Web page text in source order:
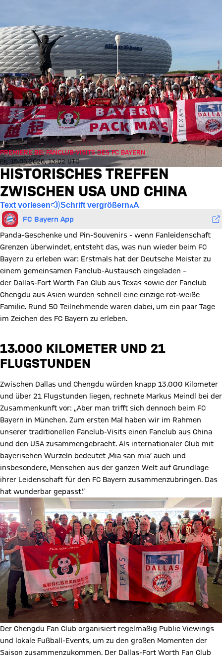
PREMIERE BEI FANCLUB-VISITS DES FC BAYERN
Fr., 15.05.2026, 13:02 UTC
HISTORISCHES TREFFEN
ZWISCHEN USA UND CHINA
Text vorlesen Schrift vergrößern
FC Bayern App
Panda-Geschenke und Pin-Souvenirs - wenn Fanleidenschaft
Grenzen überwindet, entsteht das, was nun wieder beim FC
Bayern zu erleben war: Erstmals hat der Deutsche Meister zu
einem gemeinsamen Fanclub-Austausch eingeladen –
der Dallas-Fort Worth Fan Club aus Texas sowie der Fanclub
Chengdu aus Asien wurden schnell eine einzige rot-weiße
Familie. Rund 50 Teilnehmende waren dabei, um ein paar Tage
im Zeichen des FC Bayern zu erleben.
13.000 KILOMETER UND 21
FLUGSTUNDEN
Zwischen Dallas und Chengdu würden knapp 13.000 Kilometer
und über 21 Flugstunden liegen, rechnete Markus Meindl bei der
Zusammenkunft vor: „Aber man trifft sich dennoch beim FC
Bayern in München. Zum ersten Mal haben wir im Rahmen
unserer traditionellen Fanclub-Visits einen Fanclub aus China
und den USA zusammengebracht. Als internationaler Club mit
bayerischen Wurzeln bedeutet ,Mia san mia‘ auch und
insbesondere, Menschen aus der ganzen Welt auf Grundlage
ihrer Leidenschaft für den FC Bayern zusammenzubringen. Das
hat wunderbar gepasst.“
Der Chengdu Fan Club organisiert regelmäßig Public Viewings
und lokale Fußball-Events, um zu den großen Momenten der
Saison zusammenzukommen. Der Dallas-Fort Worth Fan Club